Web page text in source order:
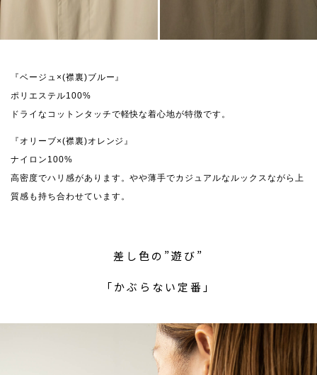
『ベージュ×(襟裏)ブルー』
ポリエステル100%
ドライなコットンタッチで軽快な着心地が特徴です。
『オリーブ×(襟裏)オレンジ』
ナイロン100%
高密度でハリ感があります。やや薄手でカジュアルなルックスながら上
質感も持ち合わせています。
差し色の”遊び”
「かぶらない定番」